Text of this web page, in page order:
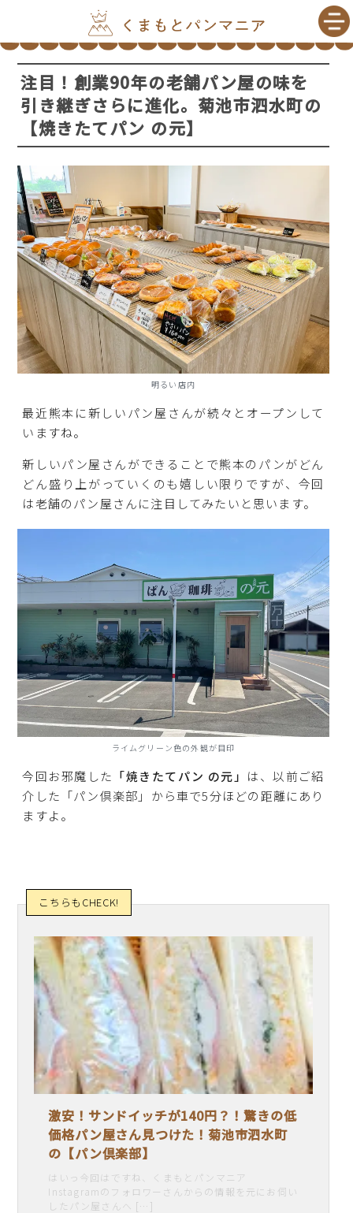
注目！創業90年の老舗パン屋の味を
引き継ぎさらに進化。菊池市泗水町の
【焼きたてパン の元】
明るい店内
最近熊本に新しいパン屋さんが続々とオープンして
いますね。
新しいパン屋さんができることで熊本のパンがどん
どん盛り上がっていくのも嬉しい限りですが、今回
は老舗のパン屋さんに注目してみたいと思います。
ライムグリーン色の外観が目印
今回お邪魔した 「焼きたてパン の元」 は、以前ご紹
介した「パン倶楽部」から車で5分ほどの距離にあり
ますよ。
激安！サンドイッチが140円？！驚きの低
価格パン屋さん見つけた！菊池市泗水町
の【パン倶楽部】
はいっ今回はですね、くまもとパンマニア
Instagramのフォロワーさんからの情報を元にお伺い
したパン屋さんへ […]